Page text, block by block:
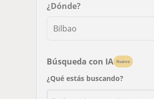
¿Dónde?
Búsqueda con IA Nuevo
¿Qué estás buscando?